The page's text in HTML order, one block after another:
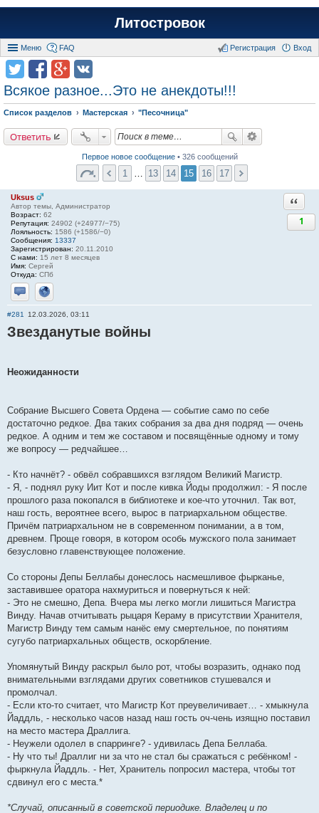
Литостровок
Меню FAQ Вход
Регистрация
Всякое разное...Это не анекдоты!!!
Список разделов Мастерская "Песочница"
Ответить
Первое новое сообщение• 326 сообщений
1 13 14 15 16 17
Uksus
Автор темы, Администратор
Возраст: 62
Репутация: 24902 (+24977/−75)
Лояльность: 1586 (+1586/−0)
Сообщения: 13337
Зарегистрирован: 20.11.2010
С нами: 15 лет 8 месяцев
Имя: Сергей
Откуда: СПб
Отправить личное сообщение
Сайт
1
#281 12.03.2026, 03:11
Звезданутые войны
Неожиданности
Собрание Высшего Совета Ордена — событие само по себе
достаточно редкое. Два таких собрания за два дня подряд — очень
редкое. А одним и тем же составом и посвящённые одному и тому
же вопросу — редчайшее…
- Кто начнёт? - обвёл собравшихся взглядом Великий Магистр.
- Я, - поднял руку Иит Кот и после кивка Йоды продолжил: - Я после
прошлого раза покопался в библиотеке и кое-что уточнил. Так вот,
наш гость, вероятнее всего, вырос в патриархальном обществе.
Причём патриархальном не в современном понимании, а в том,
древнем. Проще говоря, в котором особь мужского пола занимает
безусловно главенствующее положение.
Со стороны Депы Беллабы донеслось насмешливое фырканье,
заставившее оратора нахмуриться и повернуться к ней:
- Это не смешно, Депа. Вчера мы легко могли лишиться Магистра
Винду. Начав отчитывать рыцаря Кераму в присутствии Хранителя,
Магистр Винду тем самым нанёс ему смертельное, по понятиям
сугубо патриархальных обществ, оскорбление.
Упомянутый Винду раскрыл было рот, чтобы возразить, однако под
внимательными взглядами других советников стушевался и
промолчал.
- Если кто-то считает, что Магистр Кот преувеличивает… - хмыкнула
Йаддль, - несколько часов назад наш гость оч-чень изящно поставил
на место мастера Драллига.
- Неужели одолел в спарринге? - удивилась Депа Беллаба.
- Ну что ты! Драллиг ни за что не стал бы сражаться с ребёнком! -
фыркнула Йаддль. - Нет, Хранитель попросил мастера, чтобы тот
сдвинул его с места.*
*Случай, описанный в советской периодике. Владелец и по